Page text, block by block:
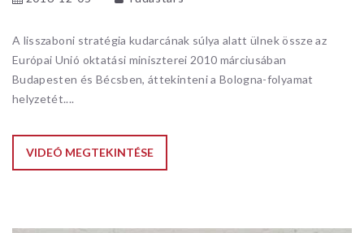
A lisszaboni stratégia kudarcának súlya alatt ülnek össze az
Európai Unió oktatási miniszterei 2010 márciusában
Budapesten és Bécsben, áttekinteni a Bologna-folyamat
helyzetét....
VIDEÓ MEGTEKINTÉSE